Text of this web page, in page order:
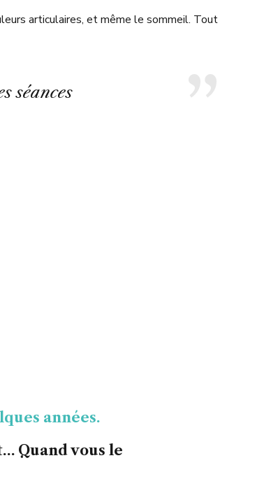
articulaires, et même le sommeil. Tout
séances
années.
Quand vous le